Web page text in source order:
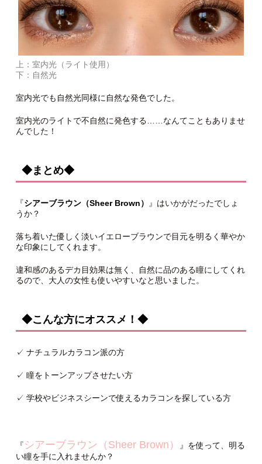
上：室内光（ライト使用）
下：自然光
室内光でも自然光同様に自然な発色でした。
室内光のライトで不自然に発色する……なんてこともありませ
んでした！
◆まとめ◆
『シアーブラウン（Sheer Brown） 』はいかがだったでしょ
うか？
落ち着いた優しく淡いイエローブラウンで目元を明るく華やか
な印象にしてくれます。
違和感のあるデカ目効果は無く、自然に品のある瞳にしてくれ
るので、大人の女性も使いやすいなと思いました。
◆こんな方にオススメ！◆
✓ ナチュラルカラコン派の方
✓ 瞳をトーンアップさせたい方
✓ 学校やビジネスシーンで使えるカラコンを探している方
『シアーブラウン（Sheer Brown）
』を使って、明る
い瞳を手に入れませんか？